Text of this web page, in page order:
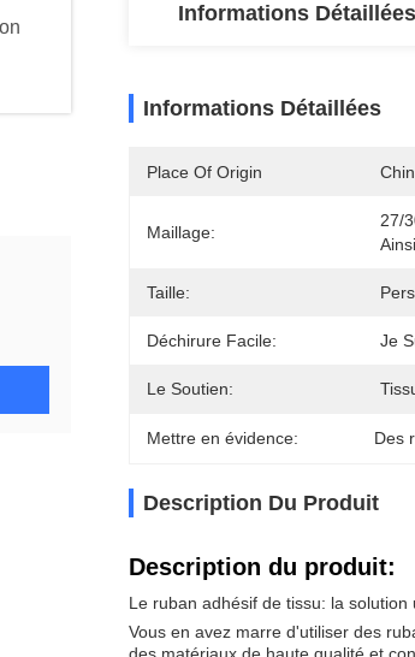
Informations Détaillées
Informations Détaillées
Place Of Origin
Maillage:
27/
Taille:
Déchirure Facile: Je
Le Soutien:
Mettre en évidence: Des
Description Du Produit
Description du produit:
Le ruban adhésif de tissu: la
Vous en avez marre d'utiliser des